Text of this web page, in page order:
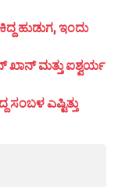
ಹುಡುಗ, ಇಂದು
ಮತ್ತು ಐಶ್ವರ್ಯ
ಸಂಬಳ ಎಷ್ಟಿತ್ತು